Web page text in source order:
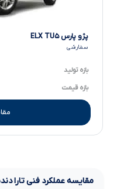
پژو پارس ELX TU۵
سفارشی
بازه تولید
بازه قیمت
مقایسه عملکرد فنیتارا